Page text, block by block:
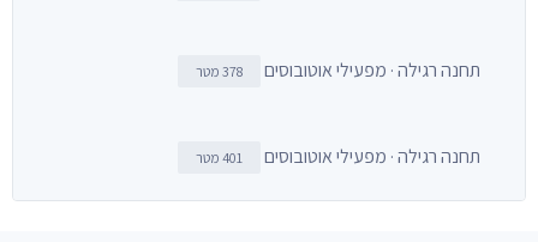
תחנה רגילה · מפעילי אוטובוסים 378 מטר
תחנה רגילה · מפעילי אוטובוסים 401 מטר